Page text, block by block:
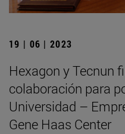
19 | 06 | 2023
Hexagon y Tecnun
colaboración para
Universidad –
Gene Haas Center